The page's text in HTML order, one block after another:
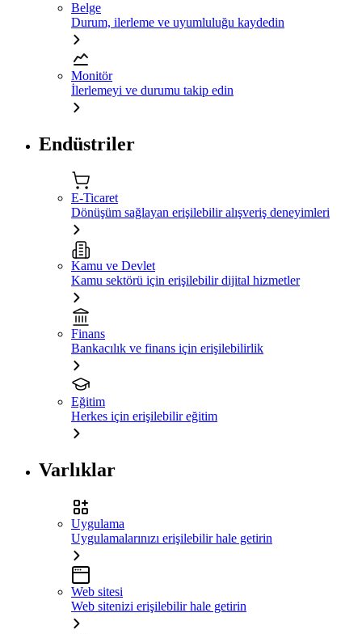
Belge
Durum, ilerleme ve uyumluluğu kaydedin
Monitör
İlerlemeyi ve durumu takip edin
Endüstriler
E-Ticaret
Dönüşüm sağlayan erişilebilir alışveriş deneyimleri
Kamu ve Devlet
Kamu sektörü için erişilebilir dijital hizmetler
Finans
Bankacılık ve finans için erişilebilirlik
Eğitim
Herkes için erişilebilir eğitim
Varlıklar
Uygulama
Uygulamalarınızı erişilebilir hale getirin
Web sitesi
Web sitenizi erişilebilir hale getirin